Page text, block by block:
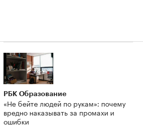
РБК Образование
«Не бейте людей по рукам»: почему
вредно наказывать за промахи и
ошибки